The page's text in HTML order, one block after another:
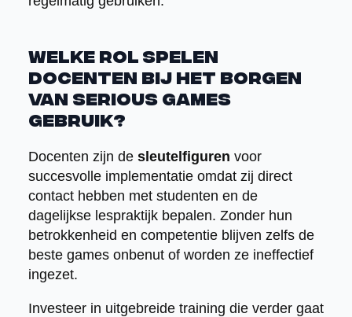
Welke rol spelen
docenten bij het borgen
van serious games
gebruik?
Docenten zijn de sleutelfiguren voor
succesvolle implementatie omdat zij direct
contact hebben met studenten en de
dagelijkse lespraktijk bepalen. Zonder hun
betrokkenheid en competentie blijven zelfs de
beste games onbenut of worden ze ineffectief
ingezet.
Investeer in uitgebreide training die verder gaat